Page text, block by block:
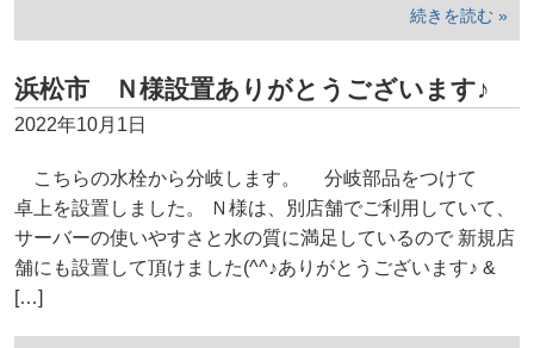
続きを読む »
浜松市 Ｎ様設置ありがとうございます♪
2022年10月1日
こちらの水栓から分岐します。 分岐部品をつけて
卓上を設置しました。 Ｎ様は、別店舗でご利用していて、
サーバーの使いやすさと水の質に満足しているので 新規店
舗にも設置して頂けました(^^♪ありがとうございます♪ &
[…]